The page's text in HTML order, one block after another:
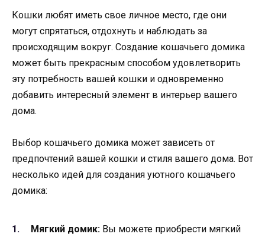
Кошки любят иметь свое личное место, где они
могут спрятаться, отдохнуть и наблюдать за
происходящим вокруг. Создание кошачьего домика
может быть прекрасным способом удовлетворить
эту потребность вашей кошки и одновременно
добавить интересный элемент в интерьер вашего
дома.
Выбор кошачьего домика может зависеть от
предпочтений вашей кошки и стиля вашего дома. Вот
несколько идей для создания уютного кошачьего
домика:
Мягкий домик: Вы можете приобрести мягкий